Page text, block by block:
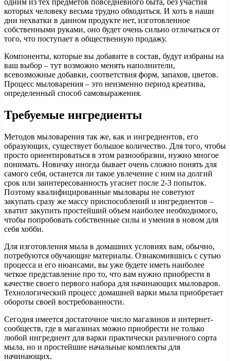
которых человеку весьма трудно обходиться. И хоть в наши
дни нехватки в данном продукте нет, изготовленное
собственными руками, оно будет очень сильно отличаться от
того, что поступает в общественную продажу.
Компоненты, которые вы добавите в состав, будут избраны на
ваш выбор – тут возможно менять наполнители,
всевозможные добавки, соответствия форм, запахов, цветов.
Процесс мыловарения – это неизменно период креатива,
определенный способ самовыражения.
Требуемые ингредиенты
Методов мыловарения так же, как и ингредиентов, его
образующих, существует большое количество. Для того, чтобы
просто ориентироваться в этом разнообразии, нужно многое
понимать. Новичку иногда бывает очень сложно понять для
самого себя, останется ли такое увлечение с ним на долгий
срок или заинтересованность угаснет после 2-3 попыток.
Поэтому квалифицированные мыловары не советуют
закупать сразу же массу приспособлений и ингредиентов –
хватит закупить простейший объем наиболее необходимого,
чтобы попробовать собственные силы и умения в новом для
себя хобби.
Для изготовления мыла в домашних условиях вам, обычно,
потребуются обучающие материалы. Ознакомившись с сутью
процесса и его нюансами, вы уже будете иметь наиболее
четкое представление про то, что вам нужно приобрести в
качестве своего первого набора для начинающих мыловаров.
Технологический процесс домашней варки мыла приобретает
обороты своей востребованности.
Сегодня имеется достаточное число магазинов и интернет-
сообществ, где в магазинах можно приобрести не только
любой ингредиент для варки практически различного сорта
мыла, но и простейшие начальные комплекты для
начинающих.